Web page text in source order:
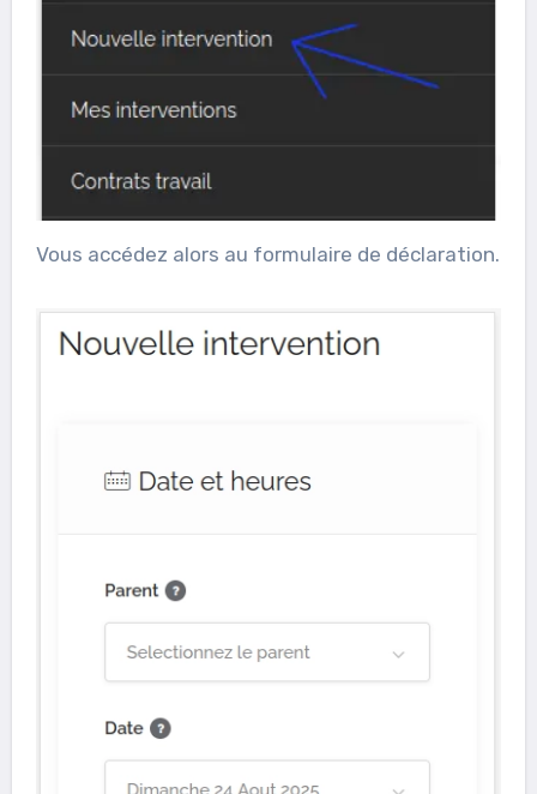
Vous accédez alors au formulaire de déclaration.